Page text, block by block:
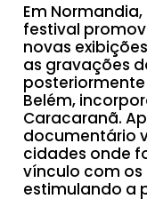
Em Normandia,
festival
novas
as gravações
posteriormente
Belém,
Caracaranã.
documentário
cidades onde
vínculo com
estimulando a